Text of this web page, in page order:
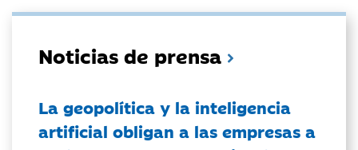
Noticias de prensa
La geopolítica y la inteligencia
artificial obligan a las empresas a